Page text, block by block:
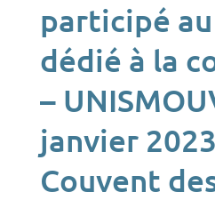
participé
dédié à la
–
janvier
Couvent